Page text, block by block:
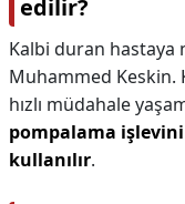
edilir?
Kalbi duran hastaya
Muhammed Keskin.
hızlı müdahale
pompalama
kullanılır.